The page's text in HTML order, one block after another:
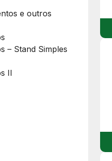
e outros
– Stand Simples
II